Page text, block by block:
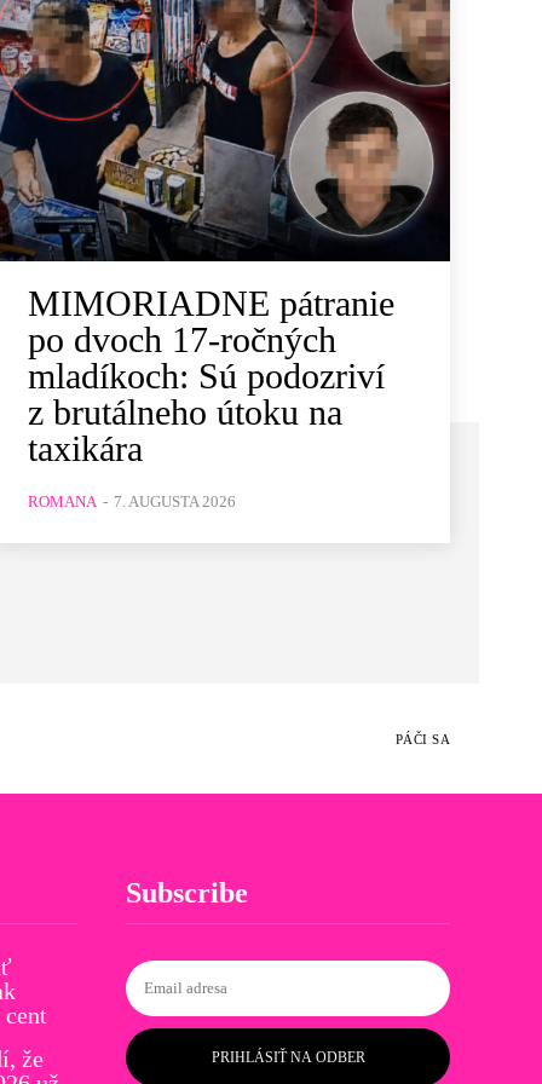
MIMORIADNE pátranie
po dvoch 17-ročných
mladíkoch: Sú podozriví
z brutálneho útoku na
taxikára
ROMANA - 7. AUGUSTA 2026
PÁČI SA
že
Subscribe
PRIHLÁSIŤ NA ODBER